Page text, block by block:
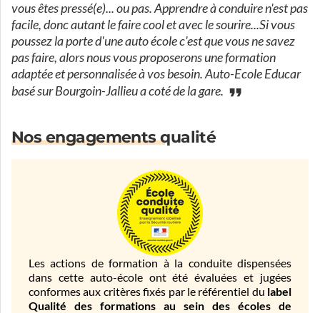
vous êtes pressé(e)... ou pas. Apprendre à conduire n'est pas
facile, donc autant le faire cool et avec le sourire...Si vous
poussez la porte d'une auto école c'est que vous ne savez
pas faire, alors nous vous proposerons une formation
adaptée et personnalisée à vos besoin. Auto-Ecole Educar
basé sur Bourgoin-Jallieu a coté de la gare.
Nos engagements qualité
Les actions de formation à la conduite dispensées
dans cette auto-école ont été évaluées et jugées
conformes aux critères fixés par le référentiel du label
Qualité des formations au sein des écoles de